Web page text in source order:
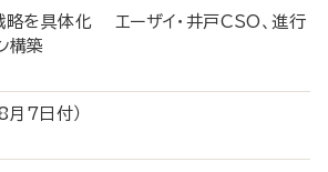
略を具体化 エーザイ・井戸CSO、進行
構築
（8月7日付）